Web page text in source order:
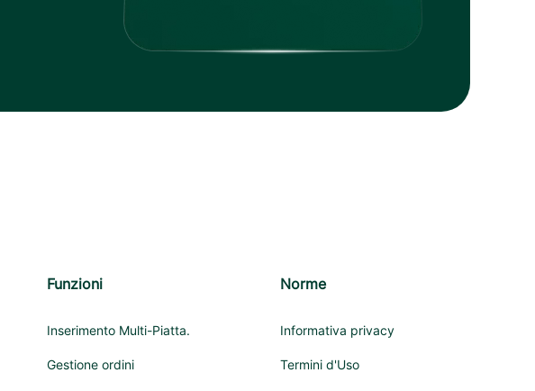
Funzioni
Inserimento Multi-Piatta.
Gestione ordini
Norme
Informativa privacy
Termini d'Uso